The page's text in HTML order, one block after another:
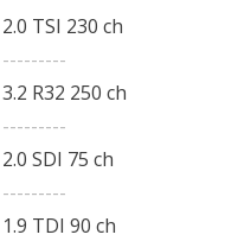
2.0 TSI 230 ch
---------
3.2 R32 250 ch
---------
2.0 SDI 75 ch
---------
1.9 TDI 90 ch